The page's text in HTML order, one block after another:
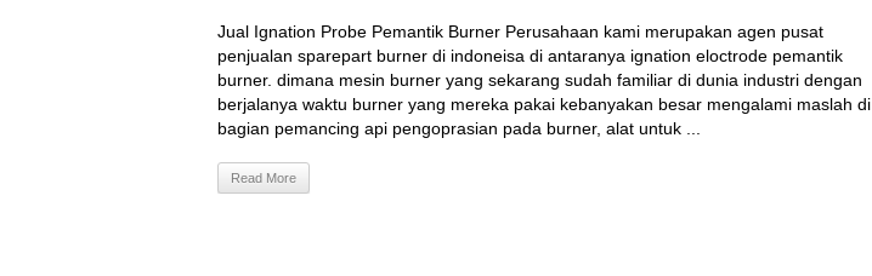
Jual Ignation Probe Pemantik Burner Perusahaan kami merupakan agen pusat
penjualan sparepart burner di indoneisa di antaranya ignation eloctrode pemantik
burner. dimana mesin burner yang sekarang sudah familiar di dunia industri dengan
berjalanya waktu burner yang mereka pakai kebanyakan besar mengalami maslah di
bagian pemancing api pengoprasian pada burner, alat untuk ...
Read More